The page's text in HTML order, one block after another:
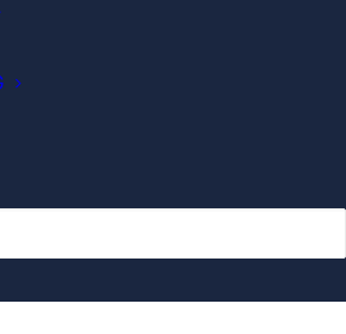
zu
In einem
Buchgeld-
Vollgeld-System